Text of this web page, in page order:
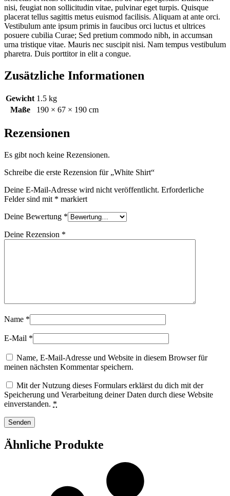
nisi, feugiat non sollicitudin vitae, pulvinar eget turpis. Quisque
placerat tellus sagittis metus euismod facilisis. Aliquam at ante orci.
Vestibulum ante ipsum primis in faucibus orci luctus et ultrices
posuere cubilia Curae; Sed pretium commodo nibh, in accumsan
urna tristique vitae. Mauris nec suscipit nisi. Nam tempus vestibulum
pharetra. Duis porttitor in elit a congue.
Zusätzliche Informationen
Gewicht 1.5 kg
Maße
190 × 67 × 190 cm
Rezensionen
Es gibt noch keine Rezensionen.
Schreibe die erste Rezension für „White Shirt“
Deine E-Mail-Adresse wird nicht veröffentlicht. Erforderliche
Felder sind mit * markiert
Deine Bewertung *
Deine Rezension *
Name *
E-Mail *
Name, E-Mail-Adresse und Website in diesem Browser für
meinen nächsten Kommentar speichern.
Mit der Nutzung dieses Formulars erklärst du dich mit der
Speicherung und Verarbeitung deiner Daten durch diese Website
einverstanden. *
Ähnliche Produkte